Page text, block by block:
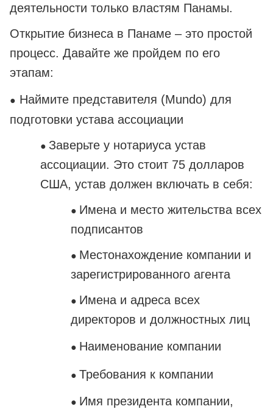
деятельности только властям Панамы.
Открытие бизнеса в Панаме – это простой
процесс. Давайте же пройдем по его
этапам:
● Наймите представителя (Mundo) для
подготовки устава ассоциации
● Заверьте у нотариуса устав
ассоциации. Это стоит 75 долларов
США, устав должен включать в себя:
● Имена и место жительства всех
подписантов
● Местонахождение компании и
зарегистрированного агента
● Имена и адреса всех
директоров и должностных лиц
● Наименование компании
● Требования к компании
● Имя президента компании,